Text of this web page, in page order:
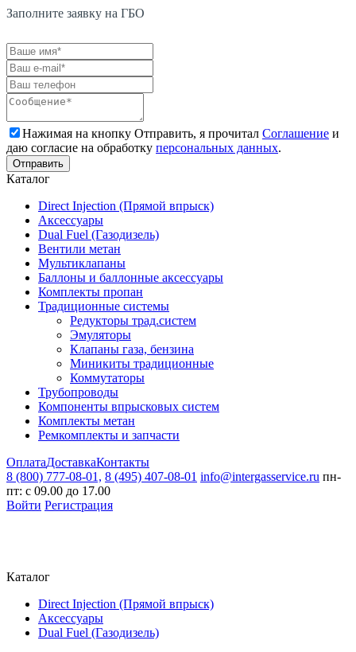
Заполните заявку на ГБО
Нажимая на кнопку Отправить, я прочитал Соглашение и
даю согласие на обработку персональных данных.
Каталог
Direct Injection (Прямой впрыск)
Аксессуары
Dual Fuel (Газодизель)
Вентили метан
Мультиклапаны
Баллоны и баллонные аксессуары
Комплекты пропан
Традиционные системы
Редукторы трад.систем
Эмуляторы
Клапаны газа, бензина
Миникиты традиционные
Коммутаторы
Трубопроводы
Компоненты впрысковых систем
Комплекты метан
Ремкомплекты и запчасти
ОплатаДоставкаКонтакты
8 (800) 777-08-01, 8 (495) 407-08-01 info@intergasservice.ru пн-
пт: с 09.00 до 17.00
Войти Регистрация
Каталог
Direct Injection (Прямой впрыск)
Аксессуары
Dual Fuel (Газодизель)